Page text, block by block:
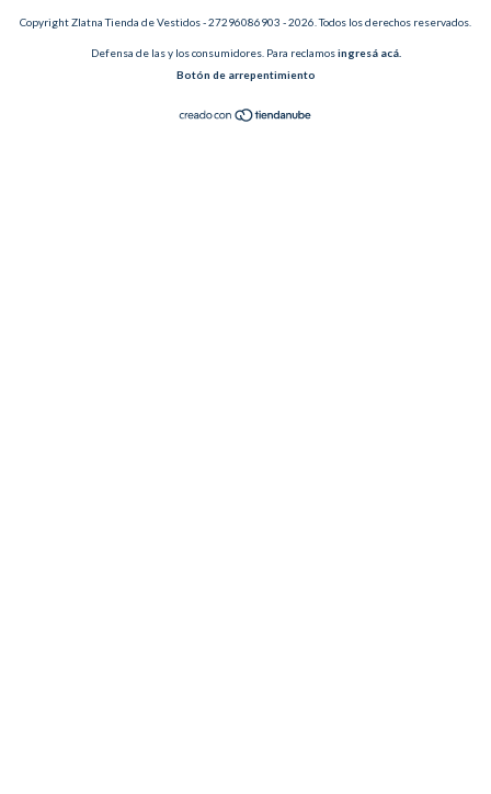
Copyright Zlatna Tienda de Vestidos - 27296086903 - 2026. Todos los derechos reservados.
Defensa de las y los consumidores. Para reclamos ingresá acá.
Botón de arrepentimiento